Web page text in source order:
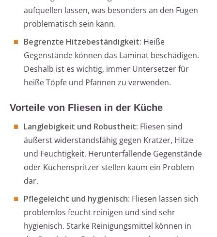
aufquellen lassen, was besonders an den Fugen
problematisch sein kann.
Begrenzte Hitzebeständigkeit: Heiße
Gegenstände können das Laminat beschädigen.
Deshalb ist es wichtig, immer Untersetzer für
heiße Töpfe und Pfannen zu verwenden.
Vorteile von Fliesen in der Küche
Langlebigkeit und Robustheit: Fliesen sind
äußerst widerstandsfähig gegen Kratzer, Hitze
und Feuchtigkeit. Herunterfallende Gegenstände
oder Küchenspritzer stellen kaum ein Problem
dar.
Pflegeleicht und hygienisch: Fliesen lassen sich
problemlos feucht reinigen und sind sehr
hygienisch. Starke Reinigungsmittel können in